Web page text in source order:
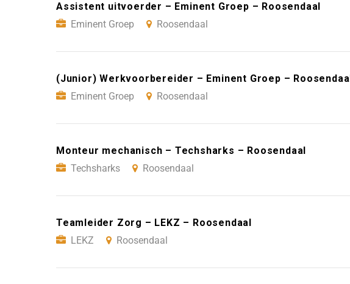
Assistent uitvoerder – Eminent Groep – Roosendaal
Eminent Groep
Roosendaal
(Junior) Werkvoorbereider – Eminent Groep – Roosendaal
Eminent Groep
Roosendaal
Monteur mechanisch – Techsharks – Roosendaal
Techsharks
Roosendaal
Teamleider Zorg – LEKZ – Roosendaal
LEKZ
Roosendaal